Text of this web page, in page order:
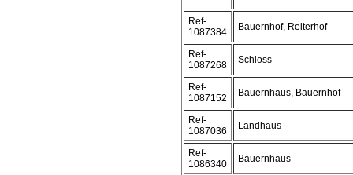
Ref-
1087384
Bauernhof, Reiterhof
Ref-
1087268
Schloss
Ref-
1087152
Bauernhaus, Bauernhof
Ref-
1087036
Landhaus
Ref-
1086340
Bauernhaus